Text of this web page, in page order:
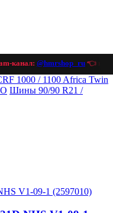
канал:@hmrshop_ru👈
1000 / 1100 Africa Twin
Шины 90/90 R21 /